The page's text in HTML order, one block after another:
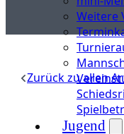
Weitere
Jugend
Zurück zu allen